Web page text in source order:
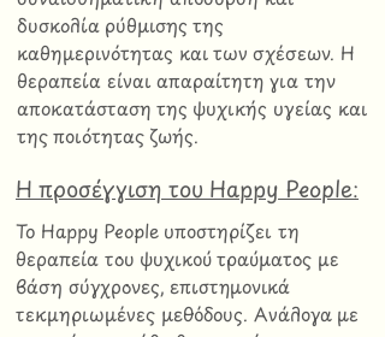
δυσκολία ρύθμισης της
καθημερινότητας και των σχέσεων. Η
θεραπεία είναι απαραίτητη για την
αποκατάσταση της ψυχικής υγείας και
της ποιότητας ζωής.
Η προσέγγιση του Happy People:
Το Happy People υποστηρίζει τη
θεραπεία του ψυχικού τραύματος με
βάση σύγχρονες, επιστημονικά
τεκμηριωμένες μεθόδους. Ανάλογα με